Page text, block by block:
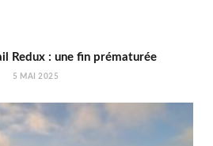
Redux : une fin prématurée
5 MAI 2025